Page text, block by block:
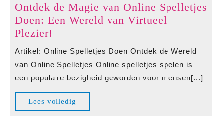
Ontdek de Magie van Online Spelletjes
Doen: Een Wereld van Virtueel
Plezier!
Magie
van
Online
Spelletjes
Doen:
Artikel: Online Spelletjes Doen Ontdek de Wereld
van Online Spelletjes Online spelletjes spelen is
een populaire bezigheid geworden voor mensen[...]
Lees volledig
volledig